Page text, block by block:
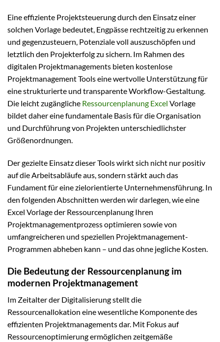
Eine effiziente Projektsteuerung durch den Einsatz einer
solchen Vorlage bedeutet, Engpässe rechtzeitig zu erkennen
und gegenzusteuern, Potenziale voll auszuschöpfen und
letztlich den Projekterfolg zu sichern. Im Rahmen des
digitalen Projektmanagements bieten kostenlose
Projektmanagement Tools eine wertvolle Unterstützung für
eine strukturierte und transparente Workflow-Gestaltung.
Die leicht zugängliche Ressourcenplanung Excel Vorlage
bildet daher eine fundamentale Basis für die Organisation
und Durchführung von Projekten unterschiedlichster
Größenordnungen.
Der gezielte Einsatz dieser Tools wirkt sich nicht nur positiv
auf die Arbeitsabläufe aus, sondern stärkt auch das
Fundament für eine zielorientierte Unternehmensführung. In
den folgenden Abschnitten werden wir darlegen, wie eine
Excel Vorlage der Ressourcenplanung Ihren
Projektmanagementprozess optimieren sowie von
umfangreicheren und speziellen Projektmanagement-
Programmen abheben kann – und das ohne jegliche Kosten.
Die Bedeutung der Ressourcenplanung im
modernen Projektmanagement
Im Zeitalter der Digitalisierung stellt die
Ressourcenallokation eine wesentliche Komponente des
effizienten Projektmanagements dar. Mit Fokus auf
Ressourcenoptimierung ermöglichen zeitgemäße